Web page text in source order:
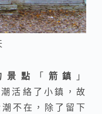
景點 「 箭鎮
」
活絡了小鎮，故
不在，除了留下